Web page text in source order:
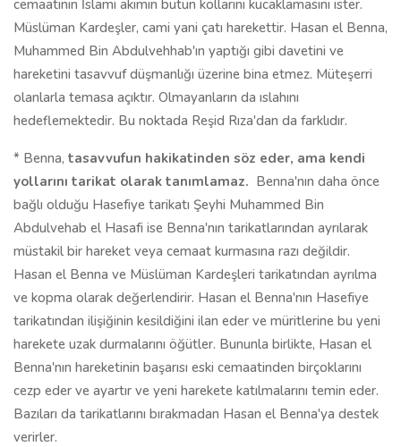
cemaatinin İslami akımın bütün kollarını kucaklamasını ister.
Müslüman Kardeşler, cami yani çatı harekettir. Hasan el Benna,
Muhammed Bin Abdulvehhab'ın yaptığı gibi davetini ve
hareketini tasavvuf düşmanlığı üzerine bina etmez. Müteşerri
olanlarla temasa açıktır. Olmayanların da ıslahını
hedeflemektedir. Bu noktada Reşid Rıza'dan da farklıdır.
* Benna, tasavvufun hakikatinden söz eder, ama kendi
yollarını tarikat olarak tanımlamaz. Benna'nın daha önce
bağlı olduğu Hasefiye tarikatı Şeyhi Muhammed Bin
Abdulvehab el Hasafi ise Benna'nın tarikatlarından ayrılarak
müstakil bir hareket veya cemaat kurmasına razı değildir.
Hasan el Benna ve Müslüman Kardeşleri tarikatından ayrılma
ve kopma olarak değerlendirir. Hasan el Benna'nın Hasefiye
tarikatından ilişiğinin kesildiğini ilan eder ve müritlerine bu yeni
harekete uzak durmalarını öğütler. Bununla birlikte, Hasan el
Benna'nın hareketinin başarısı eski cemaatinden birçoklarını
cezp eder ve ayartır ve yeni harekete katılmalarını temin eder.
Bazıları da tarikatlarını bırakmadan Hasan el Benna'ya destek
verirler.